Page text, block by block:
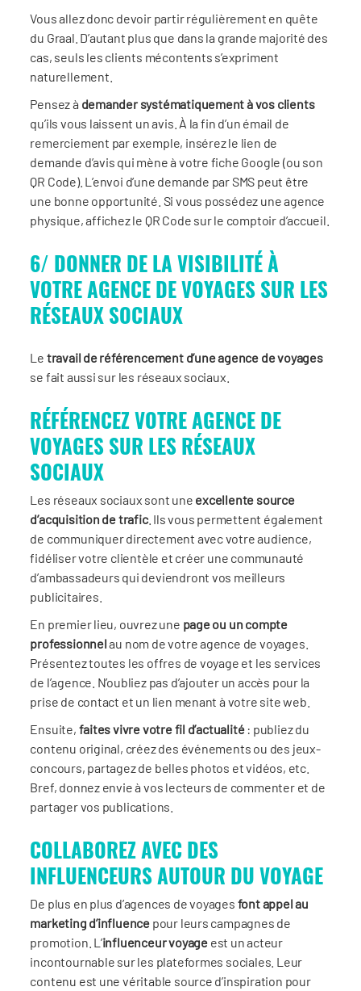
Vous allez donc devoir partir régulièrement en quête
du Graal. D’autant plus que dans la grande majorité des
cas, seuls les clients mécontents s’expriment
naturellement.
Pensez à demander systématiquement à vos clients
qu’ils vous laissent un avis. À la fin d’un émail de
remerciement par exemple, insérez le lien de
demande d’avis qui mène à votre fiche Google (ou son
QR Code). L’envoi d’une demande par SMS peut être
une bonne opportunité. Si vous possédez une agence
physique, affichez le QR Code sur le comptoir d’accueil.
6/ DONNER DE LA VISIBILITÉ À
VOTRE AGENCE DE VOYAGES SUR LES
RÉSEAUX SOCIAUX
Le travail de référencement d’une agence de voyages
se fait aussi sur les réseaux sociaux.
RÉFÉRENCEZ VOTRE AGENCE DE
VOYAGES SUR LES RÉSEAUX
SOCIAUX
Les réseaux sociaux sont une excellente source
d’acquisition de trafic. Ils vous permettent également
de communiquer directement avec votre audience,
fidéliser votre clientèle et créer une communauté
d’ambassadeurs qui deviendront vos meilleurs
publicitaires.
En premier lieu, ouvrez une page ou un compte
professionnelau nom de votre agence de voyages.
Présentez toutes les offres de voyage et les services
de l’agence. N’oubliez pas d’ajouter un accès pour la
prise de contact et un lien menant à votre site web.
Ensuite, faites vivre votre fil d’actualité: publiez du
contenu original, créez des événements ou des jeux-
concours, partagez de belles photos et vidéos, etc.
Bref, donnez envie à vos lecteurs de commenter et de
partager vos publications.
COLLABOREZ AVEC DES
INFLUENCEURS AUTOUR DU VOYAGE
De plus en plus d’agences de voyages font appel au
marketing d’influence pour leurs campagnes de
promotion. L’influenceur voyageest un acteur
incontournable sur les plateformes sociales. Leur
contenu est une véritable source d’inspiration pour